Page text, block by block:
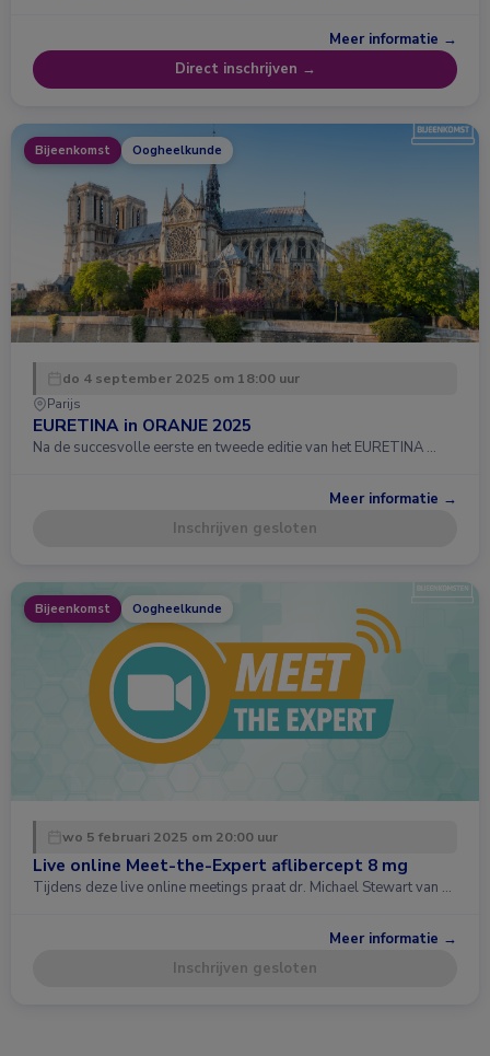
Meer informatie →
Direct inschrijven →
Bijeenkomst Oogheelkunde
do 4 september 2025 om 18:00 uur
Parijs
EURETINA in ORANJE 2025
Na de succesvolle eerste en tweede editie van het EURETINA …
Meer informatie →
Inschrijven gesloten
Bijeenkomst Oogheelkunde
wo 5 februari 2025 om 20:00 uur
Live online Meet-the-Expert aflibercept 8 mg
Tijdens deze live online meetings praat dr. Michael Stewart van …
Meer informatie →
Inschrijven gesloten